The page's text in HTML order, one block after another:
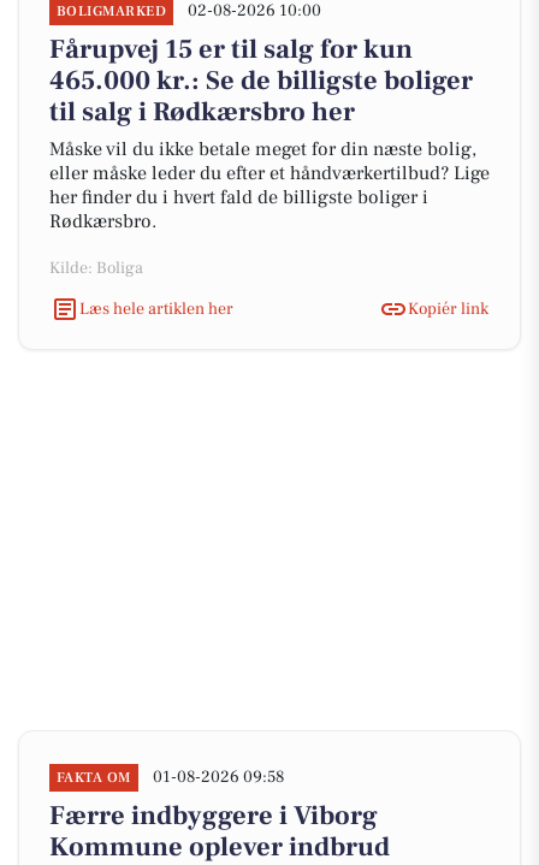
BOLIGMARKED 02-08-2026 10:00
Fårupvej 15 er til salg for kun
465.000 kr.: Se de billigste boliger
til salg i Rødkærsbro her
Måske vil du ikke betale meget for din næste bolig,
eller måske leder du efter et håndværkertilbud? Lige
her finder du i hvert fald de billigste boliger i
Rødkærsbro.
Kilde: Boliga
Læs hele artiklen her
Kopiér link
FAKTA OM 01-08-2026 09:58
Færre indbyggere i Viborg
Kommune oplever indbrud